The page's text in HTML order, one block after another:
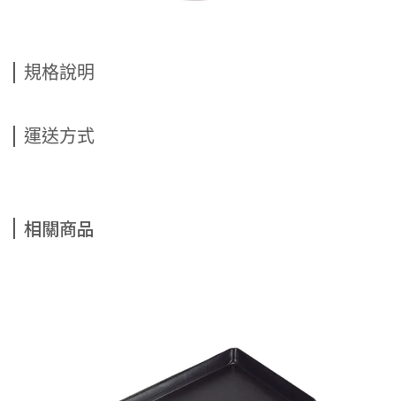
規格說明
運送方式
相關商品